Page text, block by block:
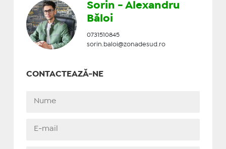
Sorin - Alexandru
Băloi
0731510845
sorin.baloi@zonadesud.ro
CONTACTEAZĂ-NE